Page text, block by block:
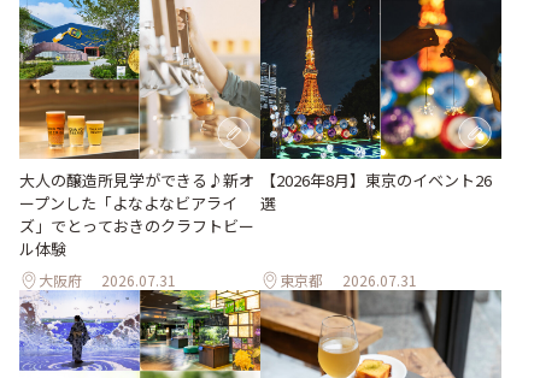
大人の醸造所見学ができる♪新オ
ープンした「よなよなビアライ
ズ」でとっておきのクラフトビー
ル体験
大阪府 2026.07.31
【2026年8月】東京のイベント26
選
東京都 2026.07.31